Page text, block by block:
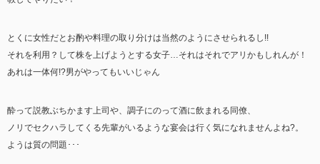
とくに女性だとお酌や料理の取り分けは当然のようにさせられるし!!
それを利用？して株を上げようとする女子…それはそれでアリかもしれんが！
あれは一体何!?男がやってもいいじゃん
酔って説教ぶちかます上司や、調子にのって酒に飲まれる同僚、
ノリでセクハラしてくる先輩がいるような宴会は行く気になれませんよね?。
ようは質の問題･･･